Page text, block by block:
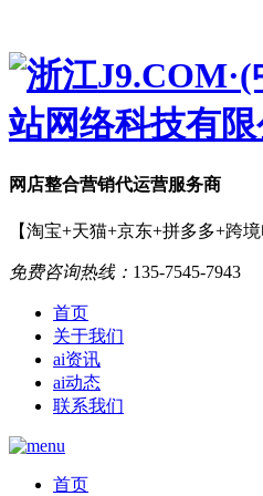
网店整合营销代运营服务商
【淘宝+天猫+京东+拼多多+跨境
免费咨询热线： 135-7545-7943
首页
关于我们
ai资讯
ai动态
联系我们
首页